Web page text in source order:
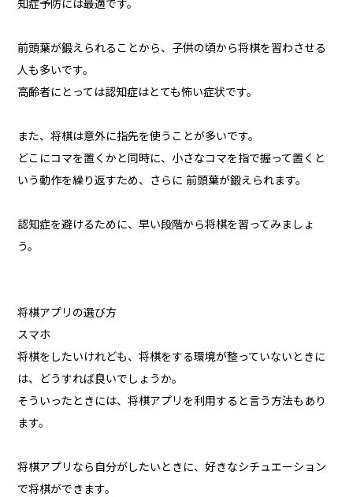
知症予防には最適です。
前頭葉が鍛えられることから、子供の頃から将棋を習わさせる
人も多いです。
高齢者にとっては認知症はとても怖い症状です。
また、将棋は意外に指先を使うことが多いです。
どこにコマを置くかと同時に、小さなコマを指で握って置くと
いう動作を繰り返すため、さらに 前頭葉が鍛えられます。
認知症を避けるために、早い段階から将棋を習ってみましょ
う。
将棋アプリの選び方
スマホ
将棋をしたいけれども、将棋をする環境が整っていないときに
は、どうすれば良いでしょうか。
そういったときには、将棋アプリを利用すると言う方法もあり
ます。
将棋アプリなら自分がしたいときに、好きなシチュエーション
で将棋ができます。